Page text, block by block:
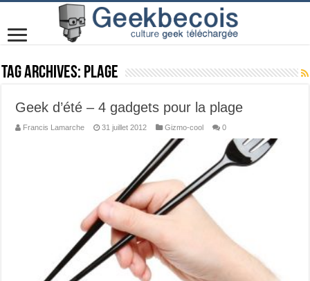
Tag Archives: Plage
Geek d’été – 4 gadgets pour la plage
Francis Lamarche 31 juillet 2012 Gizmo-cool 0